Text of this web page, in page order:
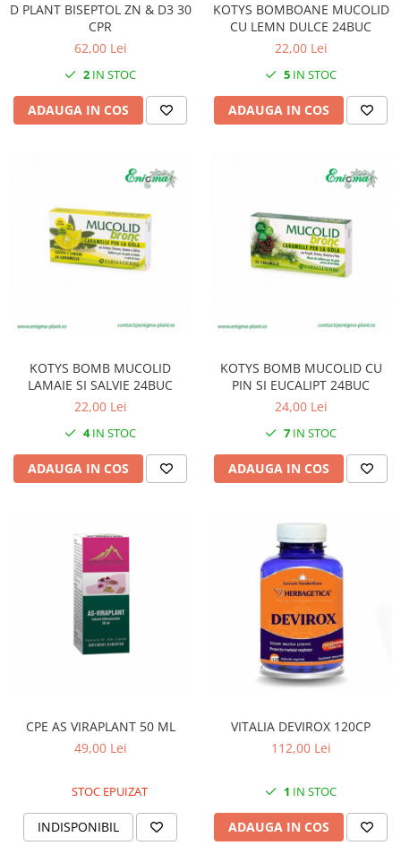
D PLANT BISEPTOL ZN & D3 30
CPR
62,00 Lei
2 IN STOC
ADAUGA IN COS
KOTYS BOMBOANE MUCOLID
CU LEMN DULCE 24BUC
22,00 Lei
5 IN STOC
ADAUGA IN COS
KOTYS BOMB MUCOLID
LAMAIE SI SALVIE 24BUC
22,00 Lei
4IN STOC
ADAUGA IN COS
KOTYS BOMB MUCOLID CU
PIN SI EUCALIPT 24BUC
24,00 Lei
7 IN STOC
ADAUGA IN COS
CPE AS VIRAPLANT 50 ML
49,00 Lei
STOC EPUIZAT
INDISPONIBIL
VITALIA DEVIROX 120CP
112,00 Lei
1 IN STOC
ADAUGA IN COS